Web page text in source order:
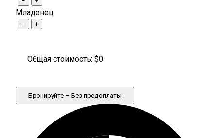
Младенец
− +
Общая стоимость: $0
Бронируйте – Без предоплаты